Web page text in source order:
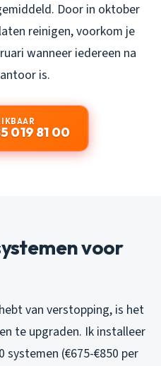
Door in oktober
reinigen, voorkom je
wanneer iedereen na
is.
019 81 00
voor
van verstopping, is het
te upgraden. Ik installeer
systemen (€675-€850 per